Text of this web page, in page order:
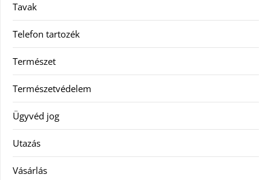
Tavak
Telefon tartozék
Természet
Természetvédelem
Ügyvéd jog
Utazás
Vásárlás